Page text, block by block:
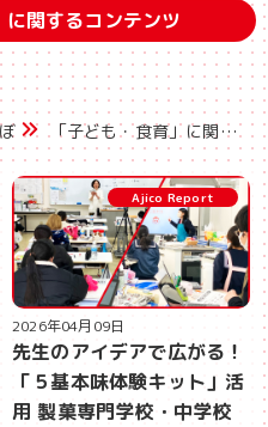
に関するコンテンツ
「子ども・食育」に関するコンテンツ
Ajico Report
2026年04月09日
先生のアイデアで広がる！
「５基本味体験キット」活
用 製菓専門学校・中学校